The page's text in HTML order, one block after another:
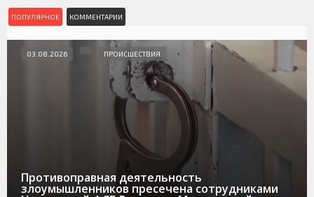
ПОПУЛЯРНОЕ КОММЕНТАРИИ
Противоправная деятельность
злоумышленников пресечена сотрудниками
03.08.2026 ПРОИСШЕСТВИЯ